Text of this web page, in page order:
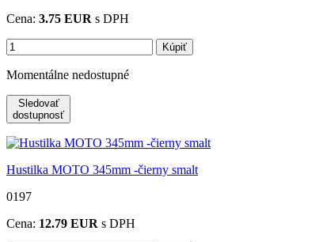
Cena: 3.75 EUR s DPH
Kúpiť
Momentálne nedostupné
Sledovať
dostupnosť
Hustilka MOTO 345mm -čierny smalt
0197
Cena: 12.79 EUR s DPH